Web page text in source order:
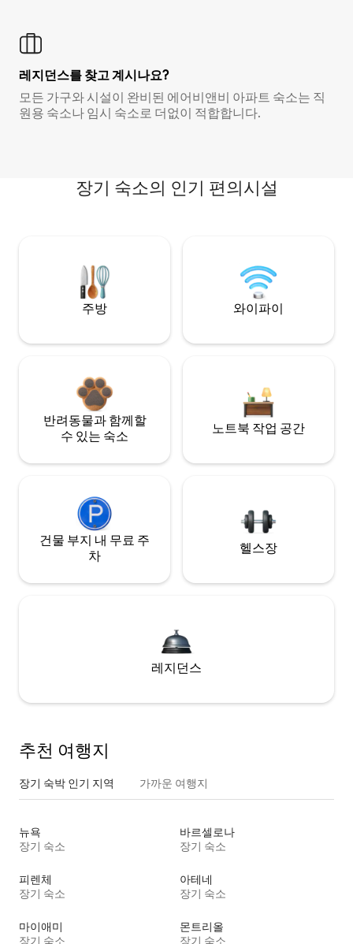
레지던스를 찾고 계시나요?
모든 가구와 시설이 완비된 에어비앤비 아파트 숙소는 직
원용 숙소나 임시 숙소로 더없이 적합합니다.
장기 숙소의 인기 편의시설
주방 와이파이
반려동물과 함께할
수 있는 숙소
노트북 작업 공간
건물 부지 내 무료 주
차
헬스장
레지던스
추천 여행지
장기 숙박 인기 지역 가까운 여행지
뉴욕
장기 숙소
바르셀로나
장기 숙소
피렌체
장기 숙소
아테네
장기 숙소
마이애미
장기 숙소
몬트리올
장기 숙소